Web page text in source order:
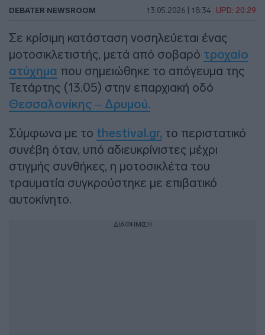
DEBATER NEWSROOM 13.05.2026 | 18:34 UPD: 20:29
Σε κρίσιμη κατάσταση νοσηλεύεται ένας
μοτοσικλετιστής, μετά από σοβαρό τροχαίο
ατύχημα που σημειώθηκε το απόγευμα της
Τετάρτης (13.05) στην επαρχιακή οδό
Θεσσαλονίκης – Δρυμού.
Σύμφωνα με το thestival.gr, το περιστατικό
συνέβη όταν, υπό αδιευκρίνιστες μέχρι
στιγμής συνθήκες, η μοτοσικλέτα του
τραυματία συγκρούστηκε με επιβατικό
αυτοκίνητο.
ΔΙΑΦΗΜΙΣΗ